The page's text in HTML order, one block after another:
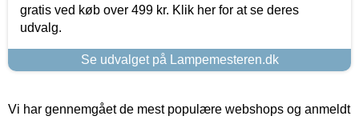
gratis ved køb over 499 kr. Klik her for at se deres
udvalg.
Se udvalget på Lampemesteren.dk
Vi har gennemgået de mest populære webshops og anmeldt